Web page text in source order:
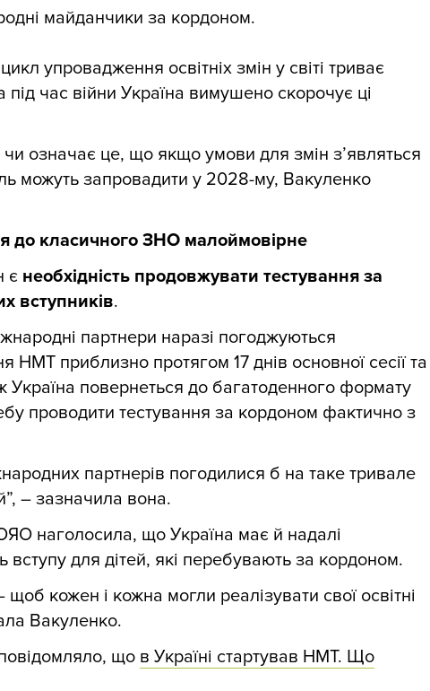
майданчики за кордоном.
упровадження освітніх змін у світі триває
під час війни Україна вимушено скорочує ці
означає це, що якщо умови для змін з’являться
можуть запровадити у 2028-му, Вакуленко
до класичного ЗНО малоймовірне
є необхідність продовжувати тестування за
вступників.
партнери наразі погоджуються
НМТ приблизно протягом 17 днів основної сесії та
Україна повернеться до багатоденного формату
проводити тестування за кордоном фактично з
партнерів погодилися б на таке тривале
– зазначила вона.
наголосила, що Україна має й надалі
вступу для дітей, які перебувають за кордоном.
кожен і кожна могли реалізувати свої освітні
Вакуленко.
що в Україні стартував НМТ. Що